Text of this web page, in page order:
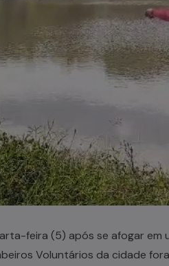
feira (5) após se afogar em
Voluntários da cidade